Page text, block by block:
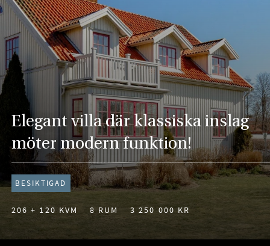
Elegant villa där klassiska inslag
möter modern funktion!
BESIKTIGAD
206 + 120 KVM 8 RUM 3 250 000 KR